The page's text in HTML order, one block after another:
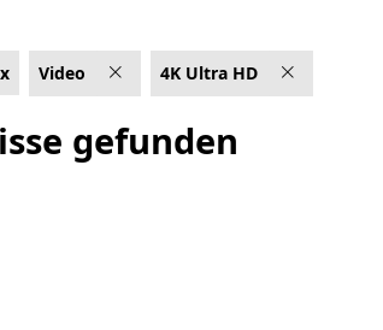
Video 4K Ultra HD
gefunden